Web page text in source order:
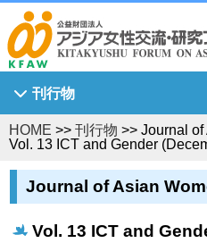
刊行物
Asian Breeze
KFAW調査研究報告書
Journal of Asian Women's
HOME >> 刊行物 >> Journal
Vol. 13 ICT and Gender
Journal of Asian
Vol. 13 ICT and